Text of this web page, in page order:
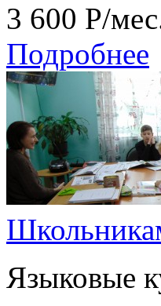
3 600 Р/
Подробнее
Языковые